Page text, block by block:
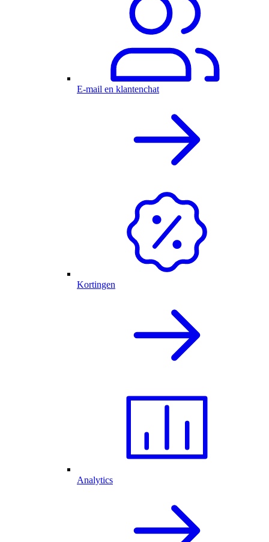
E-mail en klantenchat
Kortingen
Analytics